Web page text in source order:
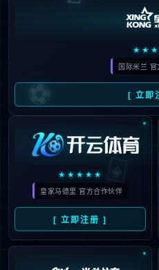
14
2026
138
双人游戏之
销量破2700
发！
#双人#销量